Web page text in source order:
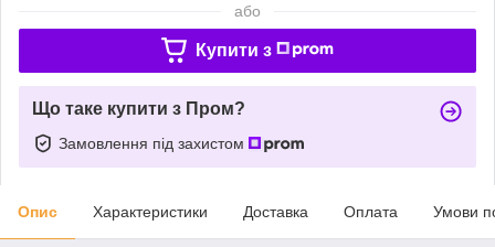
або
Купити з
Що таке купити з Пром?
Замовлення під захистом
Опис Характеристики Доставка Оплата Умови